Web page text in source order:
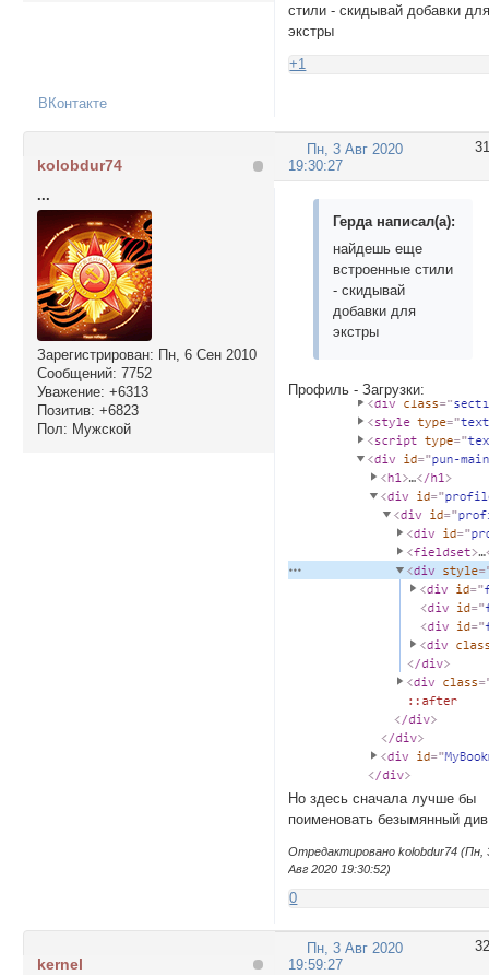
стили - скидывай добавки
экстры
+1
ВКонтакте
31
Пн, 3 Авг 2020
19:30:27
kolobdur74
...
Зарегистрирован: Пн, 6 Сен 2010
Сообщений: 7752
Уважение: +6313
Позитив: +6823
Пол: Мужской
Герда написал(а):
найдешь еще
встроенные стили
- скидывай
добавки для
экстры
Профиль - Загрузки:
Но здесь сначала лучше бы
поименовать безымянный
Отредактировано kolobdur74 (Пн,
Авг 2020 19:30:52)
0
32
Пн, 3 Авг 2020
19:59:27
kernel